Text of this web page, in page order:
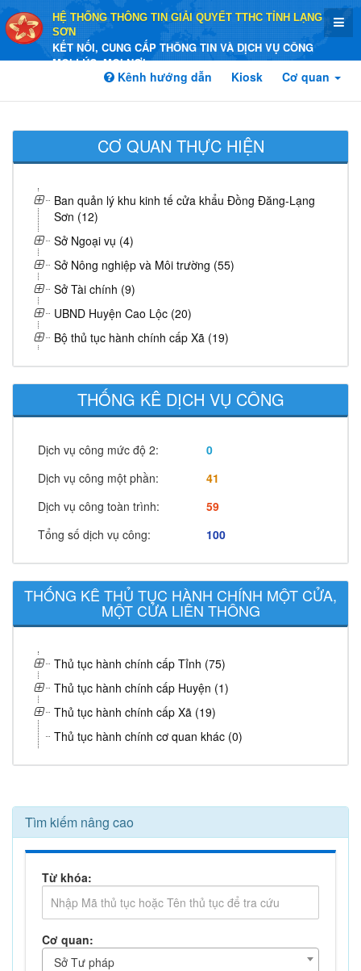
HỆ THỐNG THÔNG TIN GIẢI QUYẾT TTHC TỈNH LẠNG
SƠN
KẾT NỐI, CUNG CẤP THÔNG TIN VÀ DỊCH VỤ CÔNG
MỌI LÚC, MỌI NƠI
Kênh hướng dẫn Kiosk Cơ quan
CƠ QUAN THỰC HIỆN
Ban quản lý khu kinh tế cửa khẩu Đồng Đăng-Lạng
Sơn (12)
Sở Ngoại vụ (4)
Sở Nông nghiệp và Môi trường (55)
Sở Tài chính (9)
UBND Huyện Cao Lộc (20)
Bộ thủ tục hành chính cấp Xã (19)
THỐNG KÊ DỊCH VỤ CÔNG
Dịch vụ công mức độ 2:
0
Dịch vụ công một phần:
41
Dịch vụ công toàn trình:
59
Tổng số dịch vụ công:
100
THỐNG KÊ THỦ TỤC HÀNH CHÍNH MỘT CỬA,
MỘT CỬA LIÊN THÔNG
Thủ tục hành chính cấp Tỉnh (75)
Thủ tục hành chính cấp Huyện (1)
Thủ tục hành chính cấp Xã (19)
Thủ tục hành chính cơ quan khác (0)
Tìm kiếm nâng cao
Từ khóa:
Cơ quan:
Sở Tư pháp